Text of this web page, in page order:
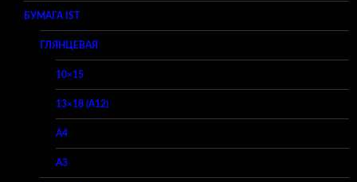
БУМАГА IST
ГЛЯНЦЕВАЯ
10×15
13×18 (A12)
A4
A3